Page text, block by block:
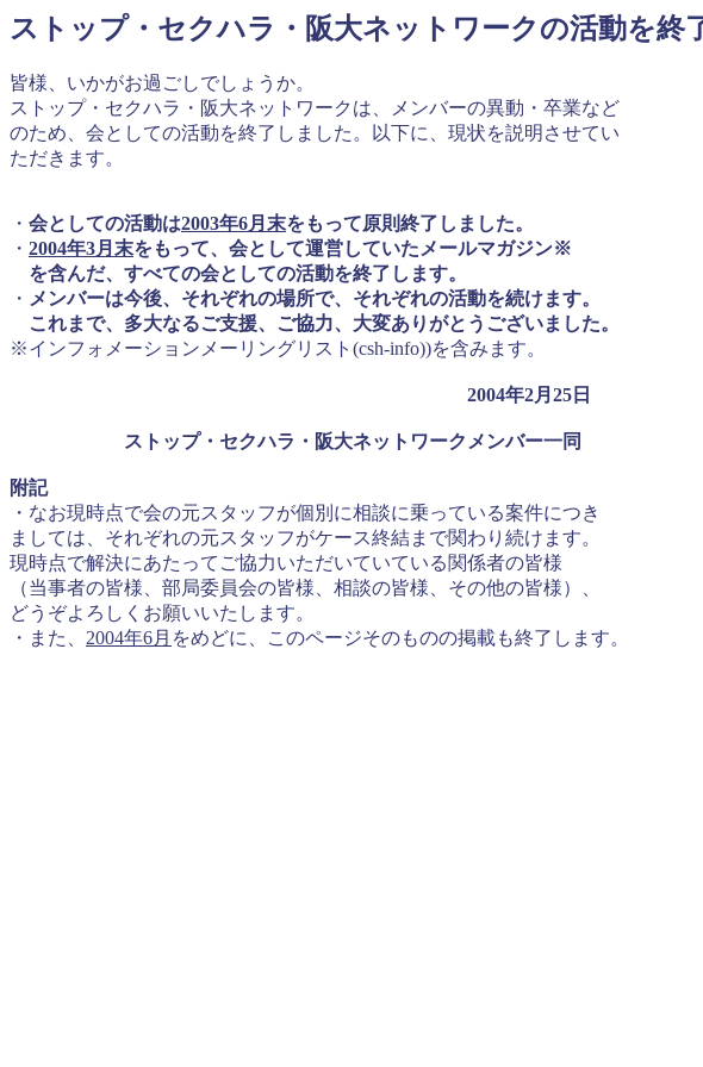
ストップ・セクハラ・阪大ネットワークの活動を終
皆様、いかがお過ごしでしょうか。
ストップ・セクハラ・阪大ネットワークは、メンバーの異動・卒業など
のため、会としての活動を終了しました。以下に、現状を説明させてい
ただきます。
・ 会としての活動は2003年6月末をもって原則終了しました。
・ 2004年3月末をもって、会として運営していたメールマガジン※
を含んだ、すべての会としての活動を終了します。
・ メンバーは今後、それぞれの場所で、それぞれの活動を続けます。
これまで、多大なるご支援、ご協力、大変ありがとうございました。
※インフォメーションメーリングリスト(csh-info))を含みます。
2004年2月25日
ストップ・セクハラ・阪大ネットワークメンバー一同
附記
・なお現時点で会の元スタッフが個別に相談に乗っている案件につき
ましては、それぞれの元スタッフがケース終結まで関わり続けます。
現時点で解決にあたってご協力いただいていている関係者の皆様
（当事者の皆様、部局委員会の皆様、相談の皆様、その他の皆様）、
どうぞよろしくお願いいたします。
・また、 2004年6月 をめどに、このページそのものの掲載も終了します。